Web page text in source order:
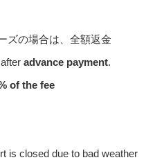
ズの場合は、全額返金
advance payment.
of the fee
is closed due to bad weather